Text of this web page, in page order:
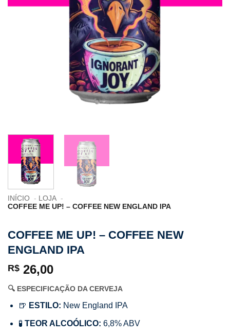
INÍCIO
LOJA
COFFEE ME UP! – COFFEE NEW ENGLAND IPA
COFFEE ME UP! – COFFEE NEW
ENGLAND IPA
R$ 26,00
🔍 ESPECIFICAÇÃO DA CERVEJA
🍺 ESTILO: New England IPA
🧪 TEOR ALCOÓLICO: 6,8% ABV